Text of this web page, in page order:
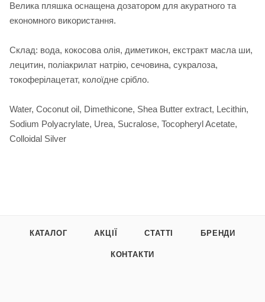
Велика пляшка оснащена дозатором для акуратного та
економного використання.
Склад: вода, кокосова олія, диметикон, екстракт масла ши,
лецитин, поліакрилат натрію, сечовина, сукралоза,
токоферілацетат, колоїдне срібло.
Water, Coconut oil, Dimethicone, Shea Butter extract, Lecithin,
Sodium Polyacrylate, Urea, Sucralose, Tocopheryl Acetate,
Colloidal Silver
КАТАЛОГ АКЦІЇ СТАТТІ БРЕНДИ
КОНТАКТИ